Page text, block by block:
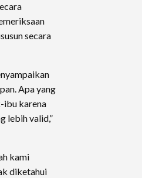
secara
Apa yang
ibu karena
lebih valid,”
kami
diketahui